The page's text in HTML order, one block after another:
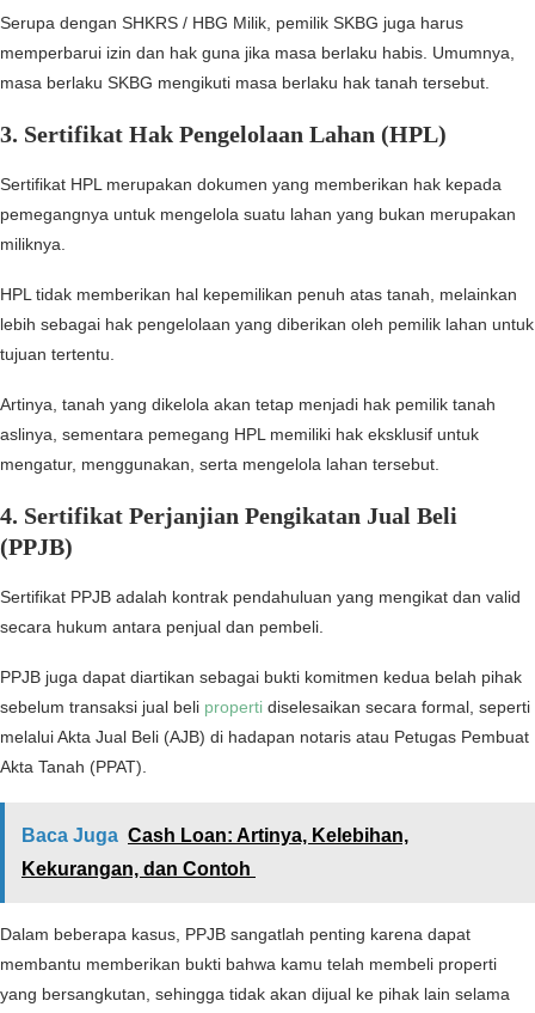
Serupa dengan SHKRS / HBG Milik, pemilik SKBG juga harus
memperbarui izin dan hak guna jika masa berlaku habis. Umumnya,
masa berlaku SKBG mengikuti masa berlaku hak tanah tersebut.
3. Sertifikat Hak Pengelolaan Lahan (HPL)
Sertifikat HPL merupakan dokumen yang memberikan hak kepada
pemegangnya untuk mengelola suatu lahan yang bukan merupakan
miliknya.
HPL tidak memberikan hal kepemilikan penuh atas tanah, melainkan
lebih sebagai hak pengelolaan yang diberikan oleh pemilik lahan untuk
tujuan tertentu.
Artinya, tanah yang dikelola akan tetap menjadi hak pemilik tanah
aslinya, sementara pemegang HPL memiliki hak eksklusif untuk
mengatur, menggunakan, serta mengelola lahan tersebut.
4. Sertifikat Perjanjian Pengikatan Jual Beli
(PPJB)
Sertifikat PPJB adalah kontrak pendahuluan yang mengikat dan valid
secara hukum antara penjual dan pembeli.
PPJB juga dapat diartikan sebagai bukti komitmen kedua belah pihak
sebelum transaksi jual beli properti diselesaikan secara formal, seperti
melalui Akta Jual Beli (AJB) di hadapan notaris atau Petugas Pembuat
Akta Tanah (PPAT).
Baca Juga Cash Loan: Artinya, Kelebihan,
Kekurangan, dan Contoh
Dalam beberapa kasus, PPJB sangatlah penting karena dapat
membantu memberikan bukti bahwa kamu telah membeli properti
yang bersangkutan, sehingga tidak akan dijual ke pihak lain selama